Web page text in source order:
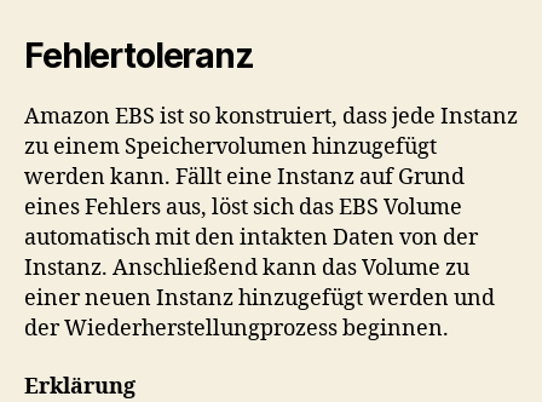
Fehlertoleranz
Amazon EBS ist so konstruiert, dass jede Instanz
zu einem Speichervolumen hinzugefügt
werden kann. Fällt eine Instanz auf Grund
eines Fehlers aus, löst sich das EBS Volume
automatisch mit den intakten Daten von der
Instanz. Anschließend kann das Volume zu
einer neuen Instanz hinzugefügt werden und
der Wiederherstellungprozess beginnen.
Erklärung